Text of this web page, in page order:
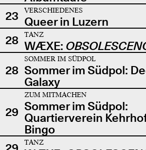
23
VERSCHIEDENES
Queer in Luzern
28
TANZ
WÆXE:
28
SOMMER IM SÜDPOL
Sommer im Südpol:
Galaxy
29
ZUM MITMACHEN
Sommer im Südpol:
Quartierverein
Bingo
TANZ